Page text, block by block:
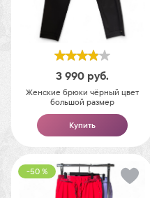
3 990 руб.
Женские брюки чёрный цвет
большой размер
Купить
-50 %